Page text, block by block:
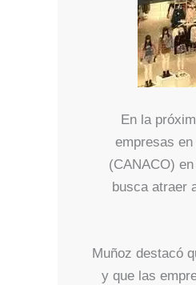
En la
empresas
(CANACO)
busca atraer
Muñoz destacó
y que las